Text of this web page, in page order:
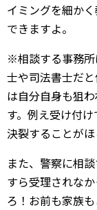
イミングを細か
できますよ。
※相談する事務所
士や司法書士だ
は自分自身も狙
す。例え受け付
決裂することがほ
また、警察に相
すら受理されな
ろ！お前も家族